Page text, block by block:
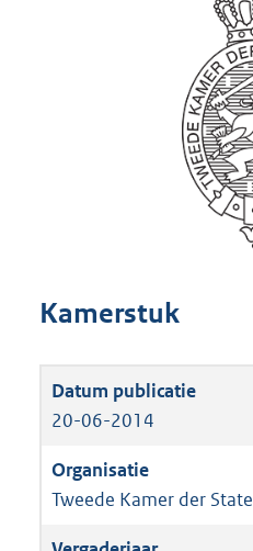
Kamerstuk
20-06-2014
Tweede Kamer der